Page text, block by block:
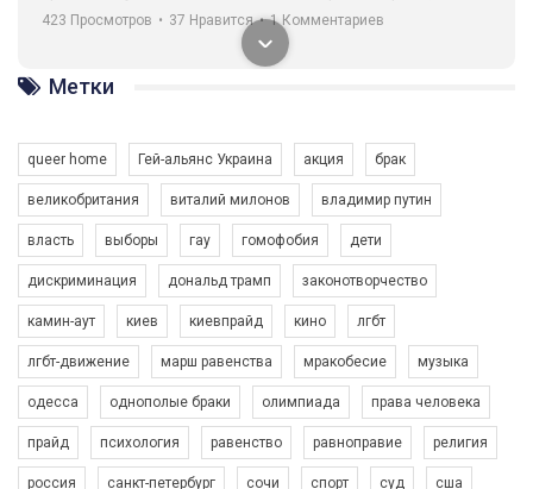
навіть коли ми у різних містах та не можемо зустрінеться, ми
разом. Ми закликаємо всіх хто поділяє цінності рівності та
солідарності, приєднатися до нас. Регіональні підрозділи
ГАУ є в 16 областях України.
Разом наш голос лунає гучніше!
423 Просмотров • 37 Нравится • 1 Комментариев
Зупинимо насильство проти ЛГБТ в Україні! Stop violence against LGBT in Ukraine!
6/30/2017
Емоційний та вражаючий промо-ролік на конкурс PACT, який
представляє програму "Гей-альянс Україна" з протидії
насильству проти ЛГБТ в Україні.
1.9K Просмотров • 226 Нравится • 5 Комментариев
Метки
queer home Гей-альянс Украина акция брак
великобритания виталий милонов владимир путин
власть выборы гау гомофобия дети
дискриминация дональд трамп законотворчество
камин-аут киев киевпрайд кино лгбт
лгбт-движение марш равенства мракобесие музыка
одесса однополые браки олимпиада права человека
прайд психология равенство равноправие религия
россия санкт-петербург сочи спорт суд сша